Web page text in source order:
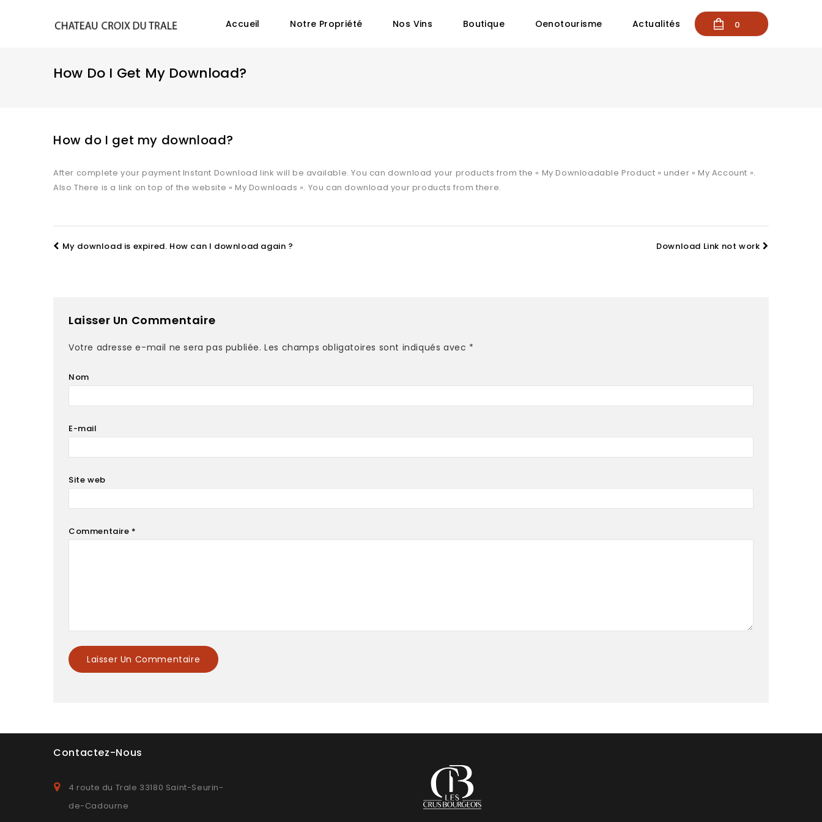
Accueil Notre Propriété Nos Vins Boutique Oenotourisme Actualités 0
How Do I Get My Download?
How do I get my download?
After complete your payment Instant Download link will be available. You can download your products from the « My Downloadable Product » under « My Account ».
Also There is a link on top of the website « My Downloads ». You can download your products from there.
My download is expired. How can I download again ? Download Link not work
Laisser Un Commentaire
Votre adresse e-mail ne sera pas publiée. Les champs obligatoires sont indiqués avec *
Nom
E-mail
Site web
Commentaire *
Contactez-Nous
4 route du Trale 33180 Saint-Seurin-
de-Cadourne